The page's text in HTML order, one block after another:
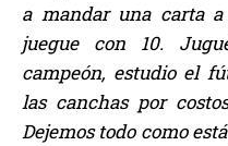
a mandar una carta
juegue con 10.
campeón, estudio el
las canchas por
Dejemos todo como